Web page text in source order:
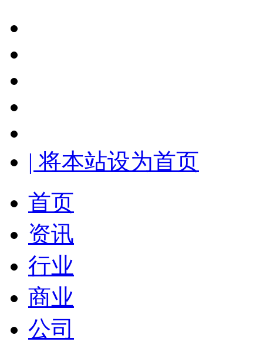
| 将本站设为首页
首页
资讯
行业
商业
公司